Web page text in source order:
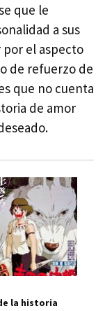
que le
a sus
por el aspecto
de refuerzo de
que no cuenta
de amor
la historia